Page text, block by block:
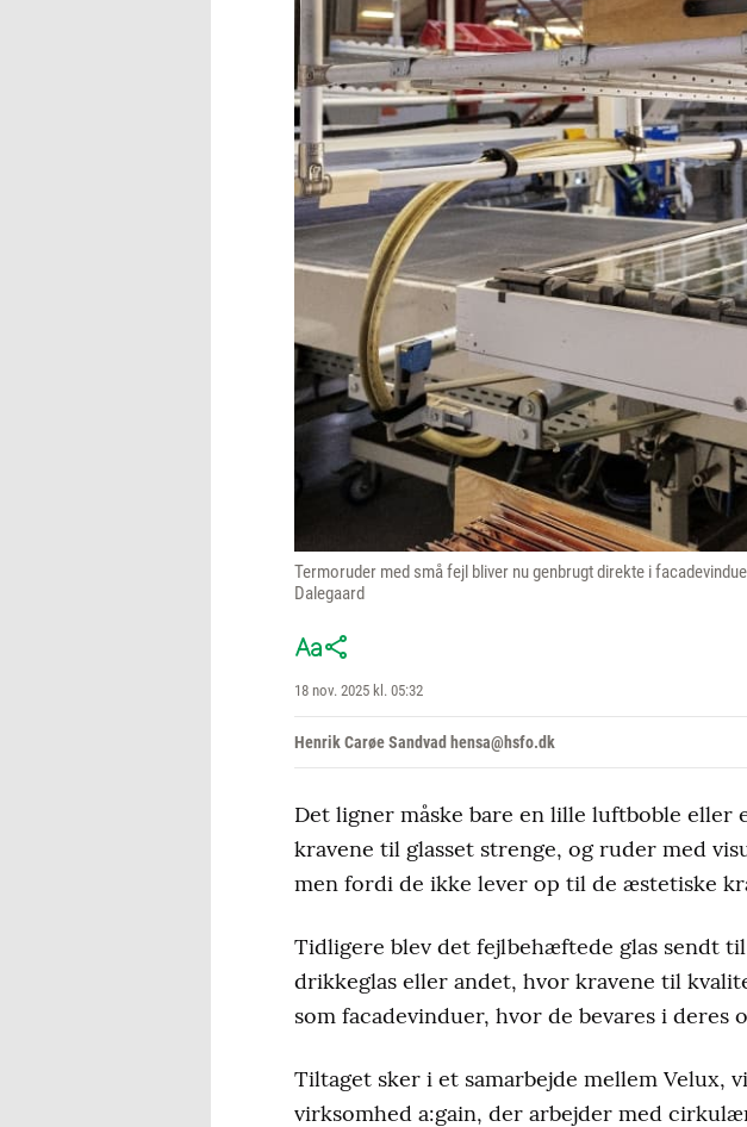
Termoruder med små fejl bliver nu genbrugt direkte i
Dalegaard
18 nov. 2025 kl. 05:32
Henrik Carøe Sandvad hensa@hsfo.dk
Det ligner måske bare en lille luftboble
kravene til glasset strenge, og ruder med
men fordi de ikke lever op til de æstetiske
Tidligere blev det fejlbehæftede glas sendt
drikkeglas eller andet, hvor kravene til
som facadevinduer, hvor de bevares i deres
Tiltaget sker i et samarbejde mellem Velux,
virksomhed a:gain, der arbejder med